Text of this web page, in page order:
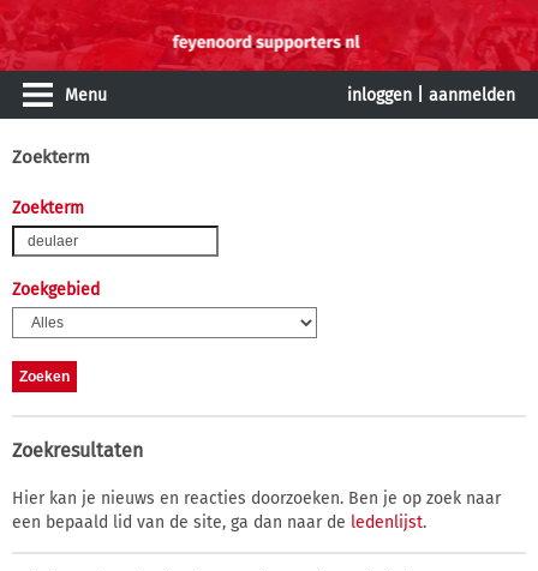
Menu inloggen aanmelden
Zoekterm
Zoekterm
Zoekgebied
Zoekresultaten
Hier kan je nieuws en reacties doorzoeken. Ben je op zoek naar
een bepaald lid van de site, ga dan naar de ledenlijst.